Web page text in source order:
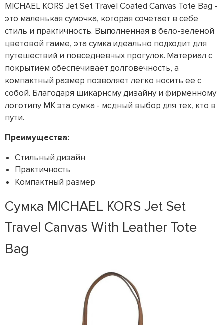
MICHAEL KORS Jet Set Travel Coated Canvas Tote Bag -
это маленькая сумочка, которая сочетает в себе
стиль и практичность. Выполненная в бело-зеленой
цветовой гамме, эта сумка идеально подходит для
путешествий и повседневных прогулок. Материал с
покрытием обеспечивает долговечность, а
компактный размер позволяет легко носить ее с
собой. Благодаря шикарному дизайну и фирменному
логотипу MK эта сумка - модный выбор для тех, кто в
пути.
Преимущества:
Стильный дизайн
Практичность
Компактный размер
Сумка MICHAEL KORS Jet Set
Travel Canvas With Leather Tote
Bag